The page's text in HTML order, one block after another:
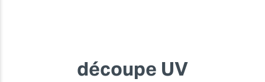
découpe UV